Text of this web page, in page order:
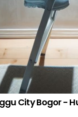
City Bogor -